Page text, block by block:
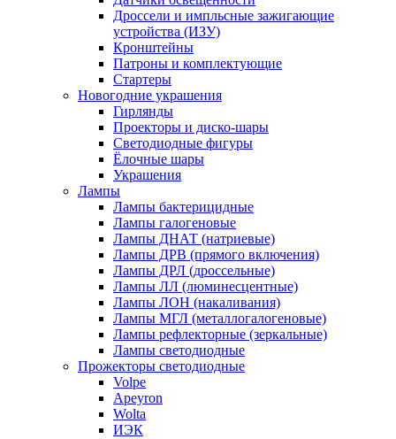
Дроссели и импльсные зажигающие
устройства (ИЗУ)
Кронштейны
Патроны и комплектующие
Стартеры
Новогодние украшения
Гирлянды
Проекторы и диско-шары
Светодиодные фигуры
Ёлочные шары
Украшения
Лампы
Лампы бактерицидные
Лампы галогеновые
Лампы ДНАТ (натриевые)
Лампы ДРВ (прямого включения)
Лампы ДРЛ (дроссельные)
Лампы ЛЛ (люминесцентные)
Лампы ЛОН (накаливания)
Лампы МГЛ (металлогалогеновые)
Лампы рефлекторные (зеркальные)
Лампы светодиодные
Прожекторы светодиодные
Volpe
Apeyron
Wolta
ИЭК